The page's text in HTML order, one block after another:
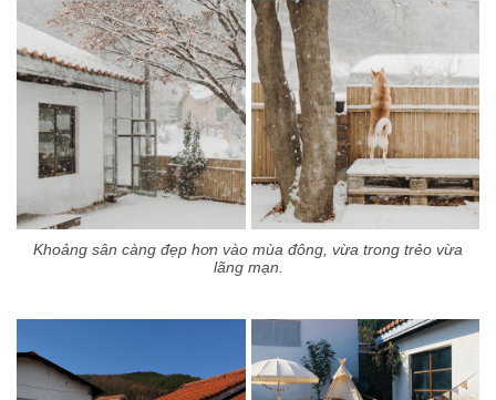
Khoảng sân càng đẹp hơn vào mùa đông, vừa trong trẻo vừa
lãng mạn.